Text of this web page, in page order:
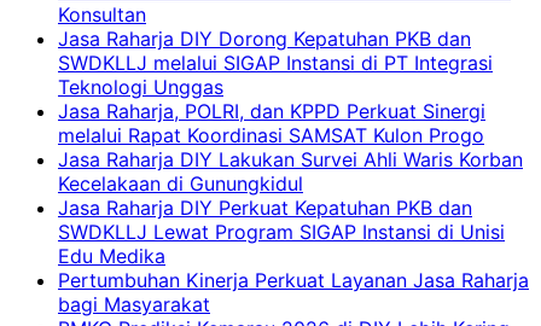
Konsultan
Jasa Raharja DIY Dorong Kepatuhan PKB dan
SWDKLLJ melalui SIGAP Instansi di PT Integrasi
Teknologi Unggas
Jasa Raharja, POLRI, dan KPPD Perkuat Sinergi
melalui Rapat Koordinasi SAMSAT Kulon Progo
Jasa Raharja DIY Lakukan Survei Ahli Waris Korban
Kecelakaan di Gunungkidul
Jasa Raharja DIY Perkuat Kepatuhan PKB dan
SWDKLLJ Lewat Program SIGAP Instansi di Unisi
Edu Medika
Pertumbuhan Kinerja Perkuat Layanan Jasa Raharja
bagi Masyarakat